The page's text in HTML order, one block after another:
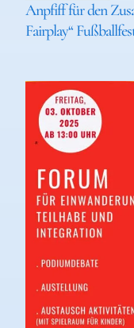
Anpfiff für den
Fairplay“